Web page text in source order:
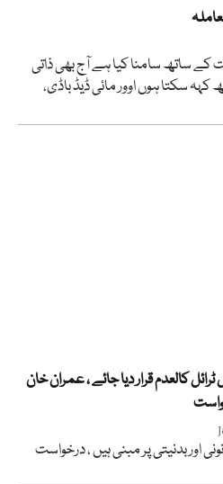
کے ساتھ سامنا کیا ہے آج بھی ذاتی
سکتا ہوں اوور مائی ڈیڈ باڈی،
کالعدم قرار دیا جائے ، عمران خان
اور بدنیتی پر مبنی ہیں ، درخواست